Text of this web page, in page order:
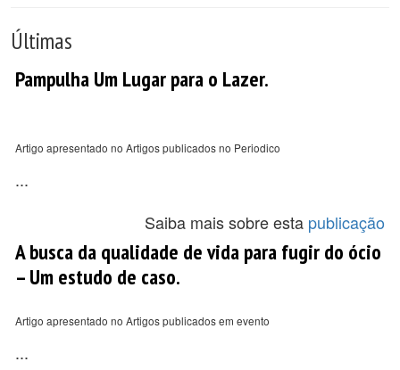
Últimas
Pampulha Um Lugar para o Lazer.
Artigo apresentado no Artigos publicados no Periodico
...
Saiba mais sobre esta publicação
A busca da qualidade de vida para fugir do ócio
– Um estudo de caso.
Artigo apresentado no Artigos publicados em evento
...